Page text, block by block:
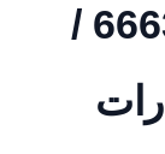
كهربائي رينجر 66633305 /